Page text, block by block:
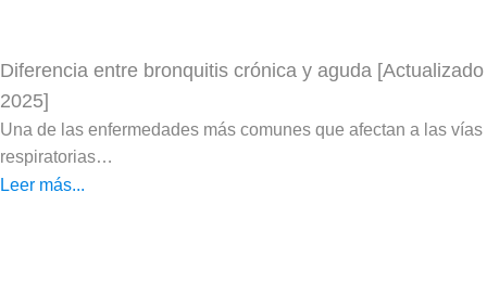
Diferencia entre bronquitis crónica y aguda [Actualizado
2025]
Una de las enfermedades más comunes que afectan a las vías
respiratorias…
Leer más...